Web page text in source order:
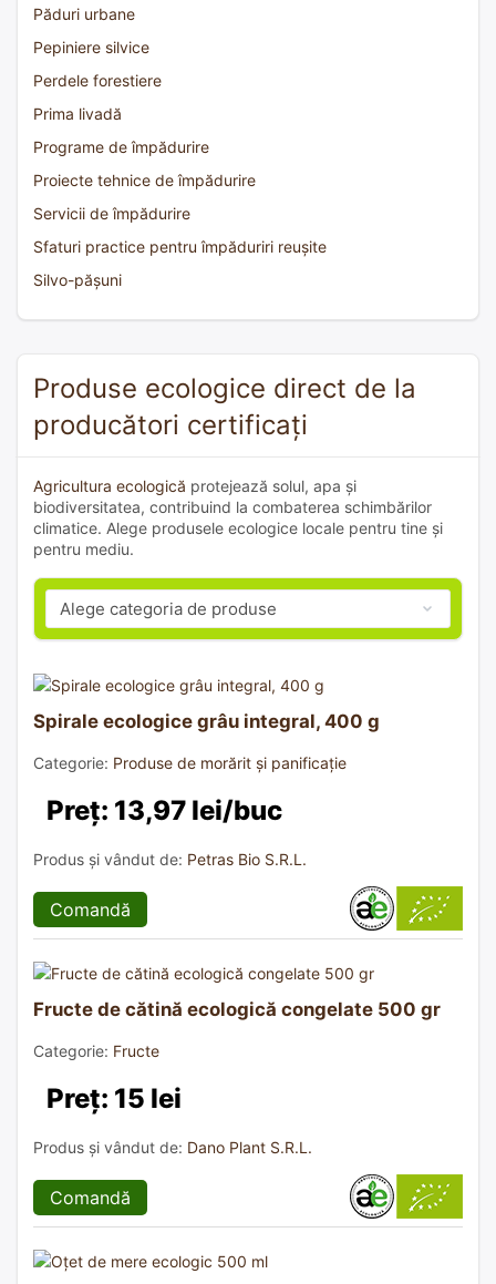
Păduri urbane
Pepiniere silvice
Perdele forestiere
Prima livadă
Programe de împădurire
Proiecte tehnice de împădurire
Servicii de împădurire
Sfaturi practice pentru împăduriri reușite
Silvo-pășuni
Produse ecologice direct de la
producători certificați
Agricultura ecologică protejează solul, apa și
biodiversitatea, contribuind la combaterea schimbărilor
climatice. Alege produsele ecologice locale pentru tine și
pentru mediu.
Spirale ecologice grâu integral, 400 g
Categorie: Produse de morărit și panificație
Preț: 13,97 lei/buc
Produs și vândut de: Petras Bio S.R.L.
Comandă
Fructe de cătină ecologică congelate 500 gr
Categorie: Fructe
Preț: 15 lei
Produs și vândut de: Dano Plant S.R.L.
Comandă